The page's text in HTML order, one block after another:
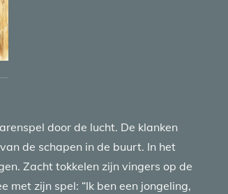
door de lucht. De klanken
de schapen in de buurt. In het
Zacht tokkelen zijn vingers op de
met zijn spel: “Ik ben een jongeling,